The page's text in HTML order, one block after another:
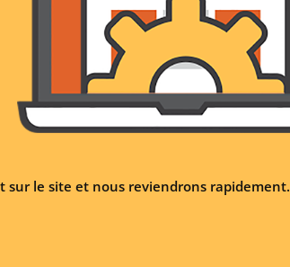
le site et nous reviendrons rapidement.